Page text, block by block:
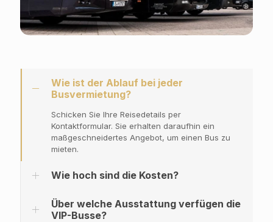
Wie ist der Ablauf bei jeder
Busvermietung?
Schicken Sie Ihre Reisedetails per
Kontaktformular. Sie erhalten daraufhin ein
maßgeschneidertes Angebot, um einen Bus zu
mieten.
Wie hoch sind die Kosten?
Über welche Ausstattung verfügen die
VIP-Busse?